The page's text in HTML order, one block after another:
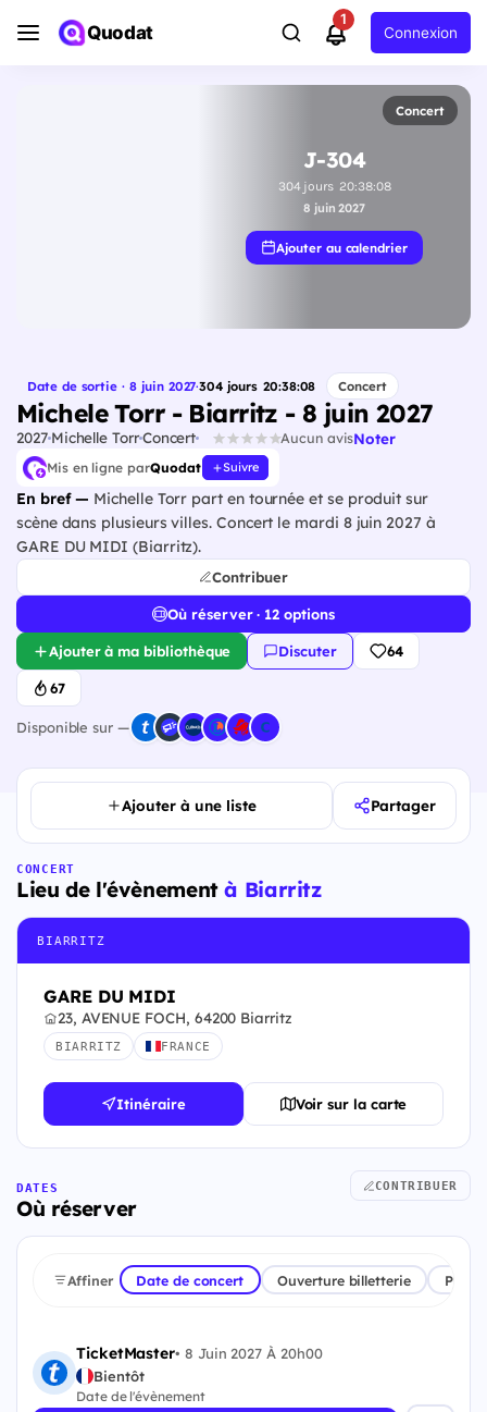
Quodat
1
Connexion
Concert
J-304
304jours 20:38:07
8 juin 2027
Ajouter au calendrier
Date de sortie · 8 juin 2027·304 jours 20:38:07 Concert
Michele Torr - Biarritz - 8 juin 2027
2027Michelle TorrConcert Aucun avisNoter
Mis en ligne parQuodat Suivre
En bref — Michelle Torr part en tournée et se produit sur
scène dans plusieurs villes. Concert le mardi 8 juin 2027 à
GARE DU MIDI (Biarritz).
Contribuer
Où réserver · 12 options
Ajouter à ma bibliothèque Discuter 64
67
Disponible sur —
Ajouter à une liste Partager
CONCERT
Lieu de l'évènementà Biarritz
BIARRITZ
GARE DU MIDI
23, AVENUE FOCH, 64200 Biarritz
BIARRITZ FRANCE
Itinéraire Voir sur la carte
DATES
Où réserver
CONTRIBUER
Affiner Date de concert Ouverture billetterie
TicketMaster• 8 Juin 2027 À 20h00
Bientôt
Date de l'évènement